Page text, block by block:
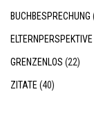
BUCHBESPRECHUNG
ELTERNPERSPEKTIVE
GRENZENLOS (22)
ZITATE (40)